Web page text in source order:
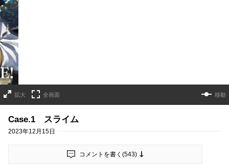
拡大 全画面 移動
Case.1 スライム
2023年12月15日
コメントを書く(543)